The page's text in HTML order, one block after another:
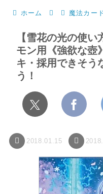
ホーム 魔法カー
【雪花の光の使
モン用《強欲な壺
キ・採用できそう
う！
2018.01.15